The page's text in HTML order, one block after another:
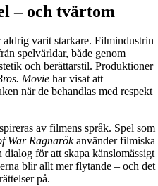
– och tvärtom
aldrig varit starkare. Filmindustrin
spelvärldar, både genom
och berättarstil. Produktioner
Movie har visat att
när de behandlas med respekt
av filmens språk. Spel som
War Ragnarökanvänder filmiska
för att skapa känslomässigt
blir allt mer flytande – och det
på.